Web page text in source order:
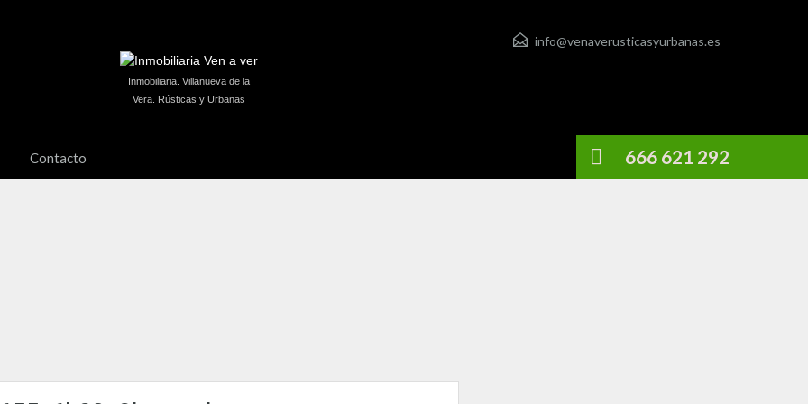
info@venaverusticasyurbanas.es
Inmobiliaria. Villanueva de la
Vera. Rústicas y Urbanas
Contacto 666 621 292